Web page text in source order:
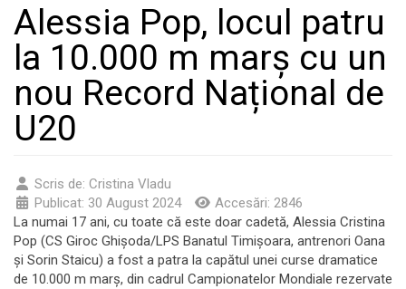
Alessia Pop, locul patru
la 10.000 m marș cu un
nou Record Național de
U20
Scris de: Cristina Vladu
Publicat: 30 August 2024
Accesări: 2846
La numai 17 ani, cu toate că este doar cadetă, Alessia Cristina
Pop (CS Giroc Ghişoda/LPS Banatul Timişoara, antrenori Oana
și Sorin Staicu) a fost a patra la capătul unei curse dramatice
de 10.000 m marș, din cadrul Campionatelor Mondiale rezervate